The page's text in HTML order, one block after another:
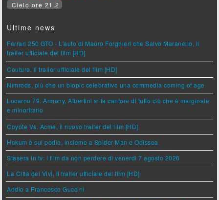
Cielo ore 21.2
Ultime news
Ferrari 250 GTO - L'auto di Mauro Forghieri che Salvò Maranello, il
trailer ufficiale del film [HD]
Couture, il trailer ufficiale del film [HD]
Nimrods, più che un biopic celebrativo una commedia coming of age
Locarno 79: Armony, Albertini si fa cantore di tutto ciò che è marginale
e minoritario
Coyote Vs. Acme, il nuovo trailer del film [HD]
Hokum è sul podio, insieme a Spider Man e Odissea
Stasera in tv: i film da non perdere di venerdì 7 agosto 2026
La Città dei Vivi, il trailer ufficiale del film [HD]
Addio a Francesco Guccini